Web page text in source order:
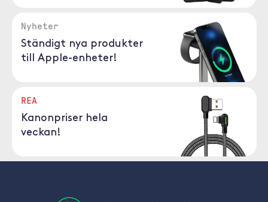
Nyheter
Ständigt nya produkter
till Apple-enheter!
REA
Kanonpriser hela
veckan!